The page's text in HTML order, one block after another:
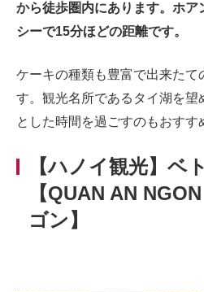
から徒歩圏内にあります。ホア
シーで15分ほどの距離です。
ケーキの種類も豊富で出来たて
す。観光名所であるタイ湖を望
とした時間を過ごすのもおすす
【ハノイ観光】ベ
【QUAN AN
ゴン】